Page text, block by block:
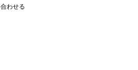
わせる